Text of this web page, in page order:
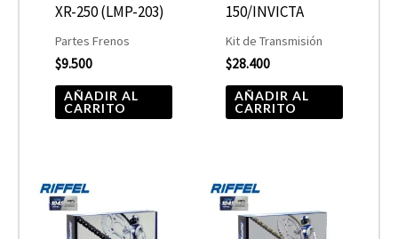
XR-250 (LMP-203)
Partes Frenos
$9.500
AÑADIR AL
CARRITO
150/INVICTA
Kit de Transmisión
$28.400
AÑADIR AL
CARRITO